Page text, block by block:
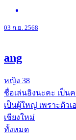
03 ก.ย. 2568
ang
หญิง 38
ชื่อเล่นอิงนะคะ เป็น
เป็นผู้ใหญ่ เพราะตัว
เชียงใหม่
ทั้งหมด